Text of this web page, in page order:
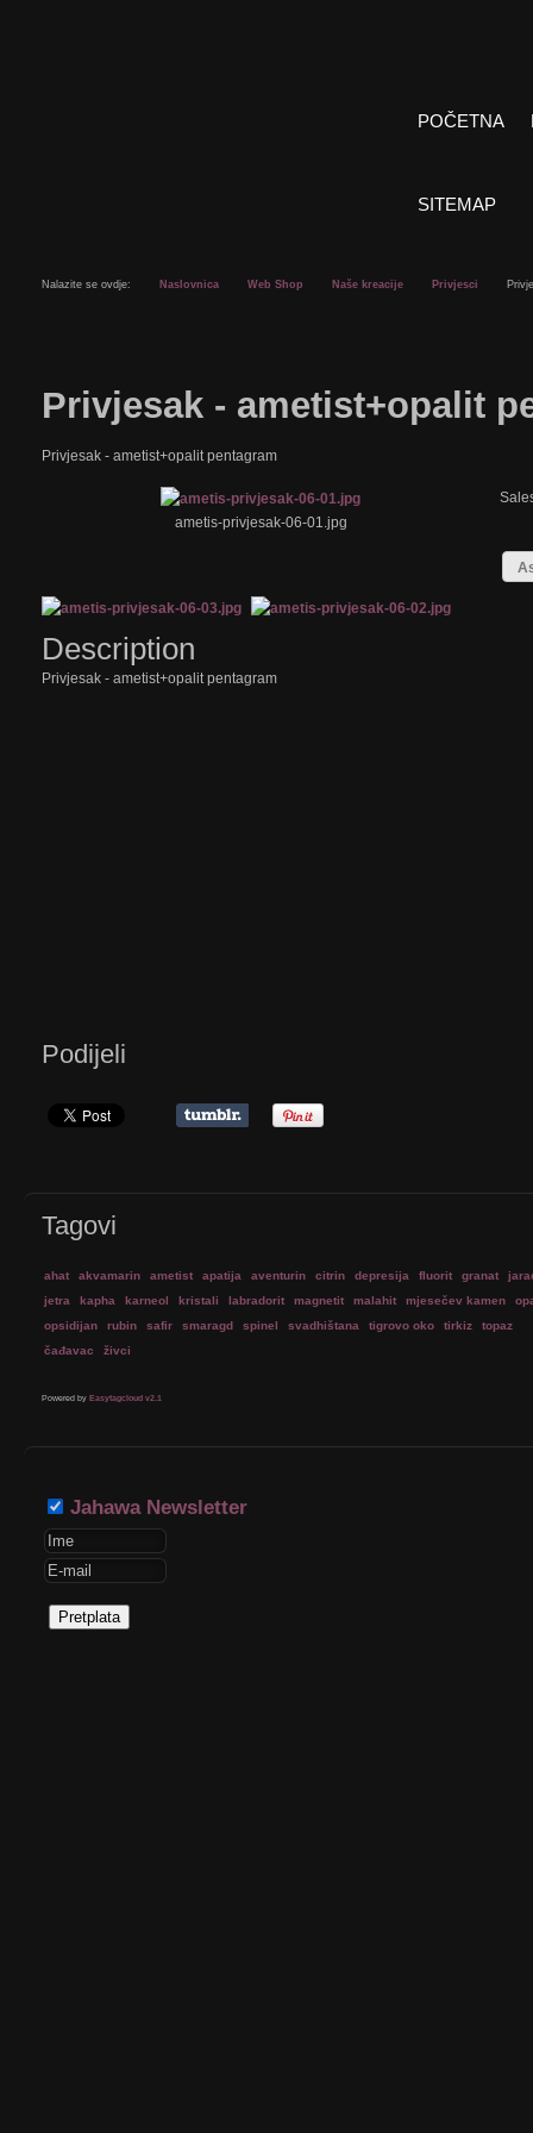
POČETNA
SITEMAP
Nalazite se ovdje: Naslovnica Web Shop Naše kreacije Privjesci
Privjesak - ametist+opalit
Privjesak - ametist+opalit pentagram
ametis-privjesak-06-01.jpg
Description
Privjesak - ametist+opalit pentagram
Podijeli
Tagovi
ahat akvamarin ametist apatija aventurin citrin depresija fluorit granat
jetra
kapha karneol kristali labradorit magnetit malahit mjesečev kamen
opsidijan
rubin safir smaragd spinel svadhištana tigrovo oko tirkiz
topaz
čađavac
živci
Powered by Easytagcloud v2.1
Jahawa Newsletter